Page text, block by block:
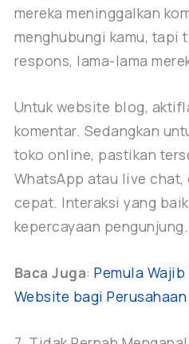
mereka meninggalkan
menghubungi kamu, tapi
respons, lama-lama
Untuk website blog,
komentar. Sedangkan
toko online, pastikan
WhatsApp atau live
cepat. Interaksi yang
kepercayaan pengunjung.
Baca Juga: Pemula
Website bagi Perusahaan